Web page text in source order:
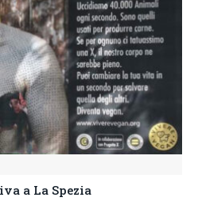
a La Spezia